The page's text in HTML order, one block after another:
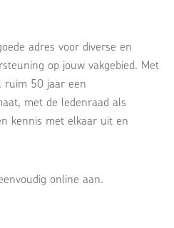
adres voor diverse en
op jouw vakgebied. Met
ruim 50 jaar een
met de ledenraad als
kennis met elkaar uit en
online aan.